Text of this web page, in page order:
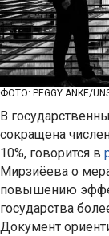
ФОТО: PEGGY ANKE/
В
сокращена
10%, говорится в
Мирзиёева о
повышению
государства
Документ